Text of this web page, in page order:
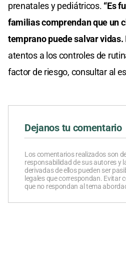
prenatales y pediátricos. “Es
familias comprendan que un
temprano puede salvar vidas.
atentos a los controles de
factor de riesgo, consultar al
Dejanos tu comentario
Los comentarios realizados son
responsabilidad de sus autores y
derivadas de ellos pueden ser
legales que correspondan. Evitar
que no respondan al tema